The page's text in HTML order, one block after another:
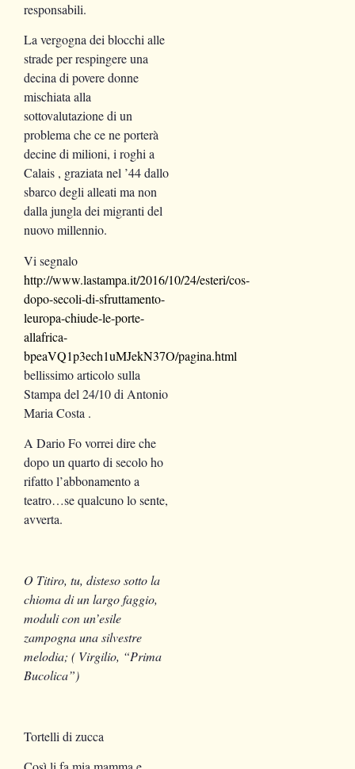
responsabili.
La vergogna dei blocchi alle
strade per respingere una
decina di povere donne
mischiata alla
sottovalutazione di un
problema che ce ne porterà
decine di milioni, i roghi a
Calais , graziata nel ’44 dallo
sbarco degli alleati ma non
dalla jungla dei migranti del
nuovo millennio.
Vi segnalo
http://www.lastampa.it/2016/10/24/esteri/cos-
dopo-secoli-di-sfruttamento-
leuropa-chiude-le-porte-
allafrica-
bpeaVQ1p3ech1uMJekN37O/pagina.html
bellissimo articolo sulla
Stampa del 24/10 di Antonio
Maria Costa .
A Dario Fo vorrei dire che
dopo un quarto di secolo ho
rifatto l’abbonamento a
teatro…se qualcuno lo sente,
avverta.
O Titiro, tu, disteso sotto la
chioma di un largo faggio,
moduli con un’esile
zampogna una silvestre
melodia; ( Virgilio, “Prima
Bucolica”)
Tortelli di zucca